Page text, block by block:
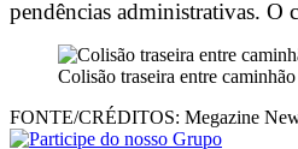
pendências administrativas. O
Colisão traseira entre
FONTE/CRÉDITOS: Megazine